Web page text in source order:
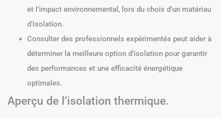
et l’impact environnemental, lors du choix d’un matériau
d’isolation.
Consulter des professionnels expérimentés peut aider à
déterminer la meilleure option d’isolation pour garantir
des performances et une efficacité énergétique
optimales.
Aperçu de l’isolation thermique.